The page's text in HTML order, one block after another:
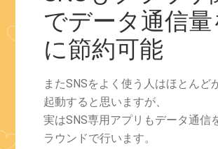
でデータ通信量
に節約可能
またSNSをよく使う人はほとんど
起動すると思いますが、
実はSNS専用アプリもデータ通信
ラウンドで行います。